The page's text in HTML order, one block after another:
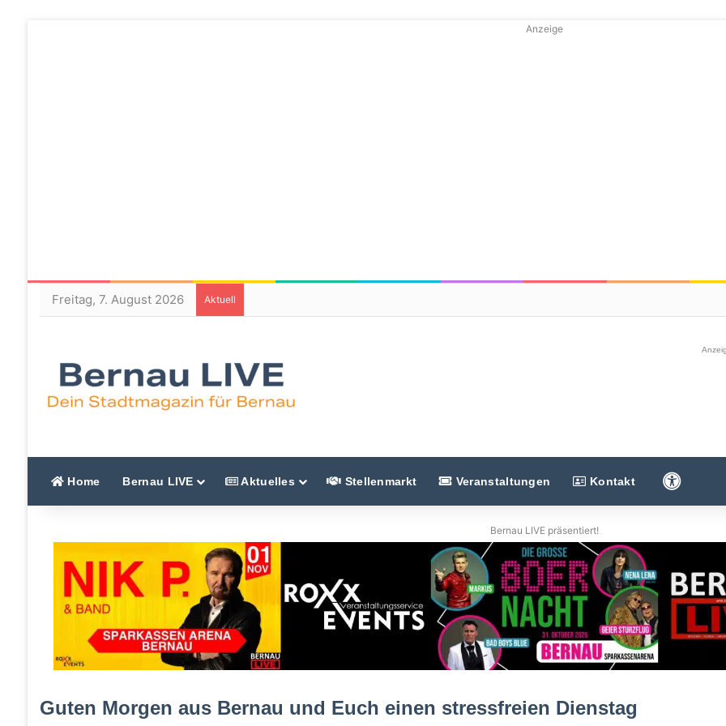
Anzeige
Freitag, 7. August 2026 Aktuell
Home Bernau LIVE Aktuelles Stellenmarkt Veranstaltungen Kontakt
Bernau LIVE präsentiert!
Guten Morgen aus Bernau und Euch einen stressfreien Dienstag